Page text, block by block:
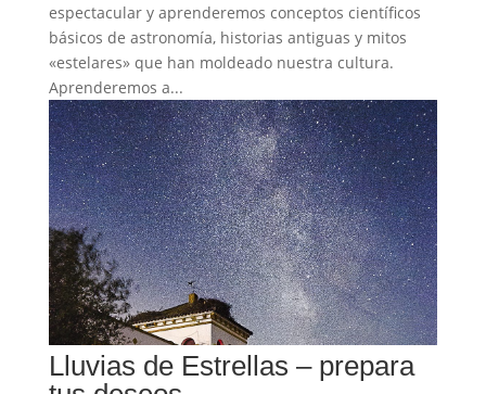
espectacular y aprenderemos conceptos científicos
básicos de astronomía, historias antiguas y mitos
«estelares» que han moldeado nuestra cultura.
Aprenderemos a...
Lluvias de Estrellas – prepara